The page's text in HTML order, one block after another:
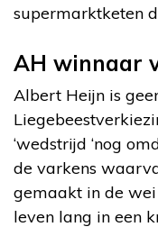
supermarktketen
AH winnaar
Albert Heijn is
‘wedstrijd ‘nog
de varkens
gemaakt in de
leven lang in een